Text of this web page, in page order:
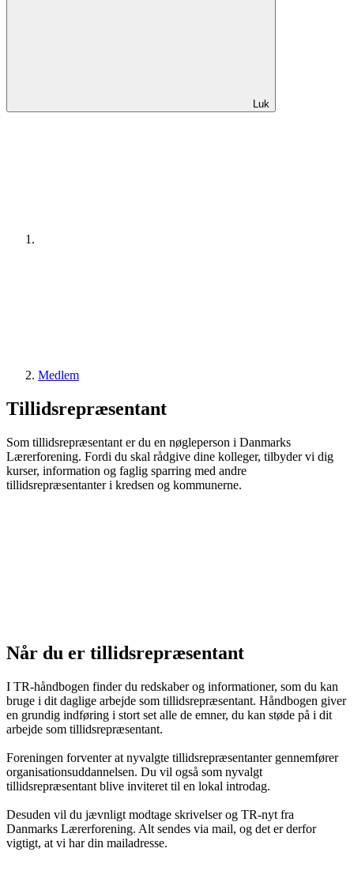
Luk
Medlem
Tillidsrepræsentant
Som tillidsrepræsentant er du en nøgleperson i Danmarks
Lærerforening. Fordi du skal rådgive dine kolleger, tilbyder vi dig
kurser, information og faglig sparring med andre
tillidsrepræsentanter i kredsen og kommunerne.
Når du er tillidsrepræsentant
I TR-håndbogen finder du redskaber og informationer, som du kan
bruge i dit daglige arbejde som tillidsrepræsentant. Håndbogen giver
en grundig indføring i stort set alle de emner, du kan støde på i dit
arbejde som tillidsrepræsentant.
Foreningen forventer at nyvalgte tillidsrepræsentanter gennemfører
organisationsuddannelsen. Du vil også som nyvalgt
tillidsrepræsentant blive inviteret til en lokal introdag.
Desuden vil du jævnligt modtage skrivelser og TR-nyt fra
Danmarks Lærerforening. Alt sendes via mail, og det er derfor
vigtigt, at vi har din mailadresse.